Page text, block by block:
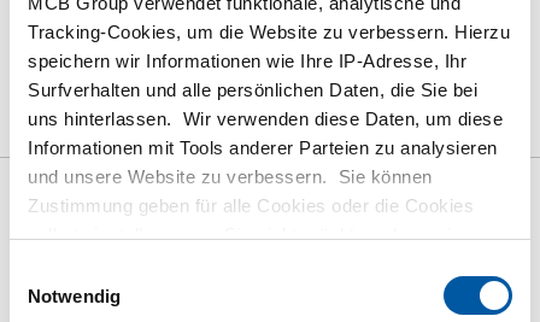
Tracking-Cookies, um die Website zu verbessern. Hierzu
speichern wir Informationen wie Ihre IP-Adresse, Ihr
Surfverhalten und alle persönlichen Daten, die Sie bei
uns hinterlassen. Wir verwenden diese Daten, um diese
Informationen mit Tools anderer Parteien zu analysieren
und unsere Website zu verbessern. Sie können
Zustimmung geben für alle Cookies oder die Cookies
selbst einstellen, wenn Sie nicht möchten, dass wir
Informationen zu den von uns gespeicherten Cookies und
Notwendig
das Produkt
Bruttopreisliste Downloads Spezifikationen
Bruttopreisliste:
C45 gebeizt und geölt